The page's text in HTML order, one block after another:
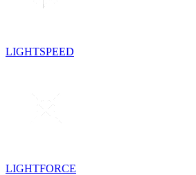
LIGHTSPEED
LIGHTFORCE